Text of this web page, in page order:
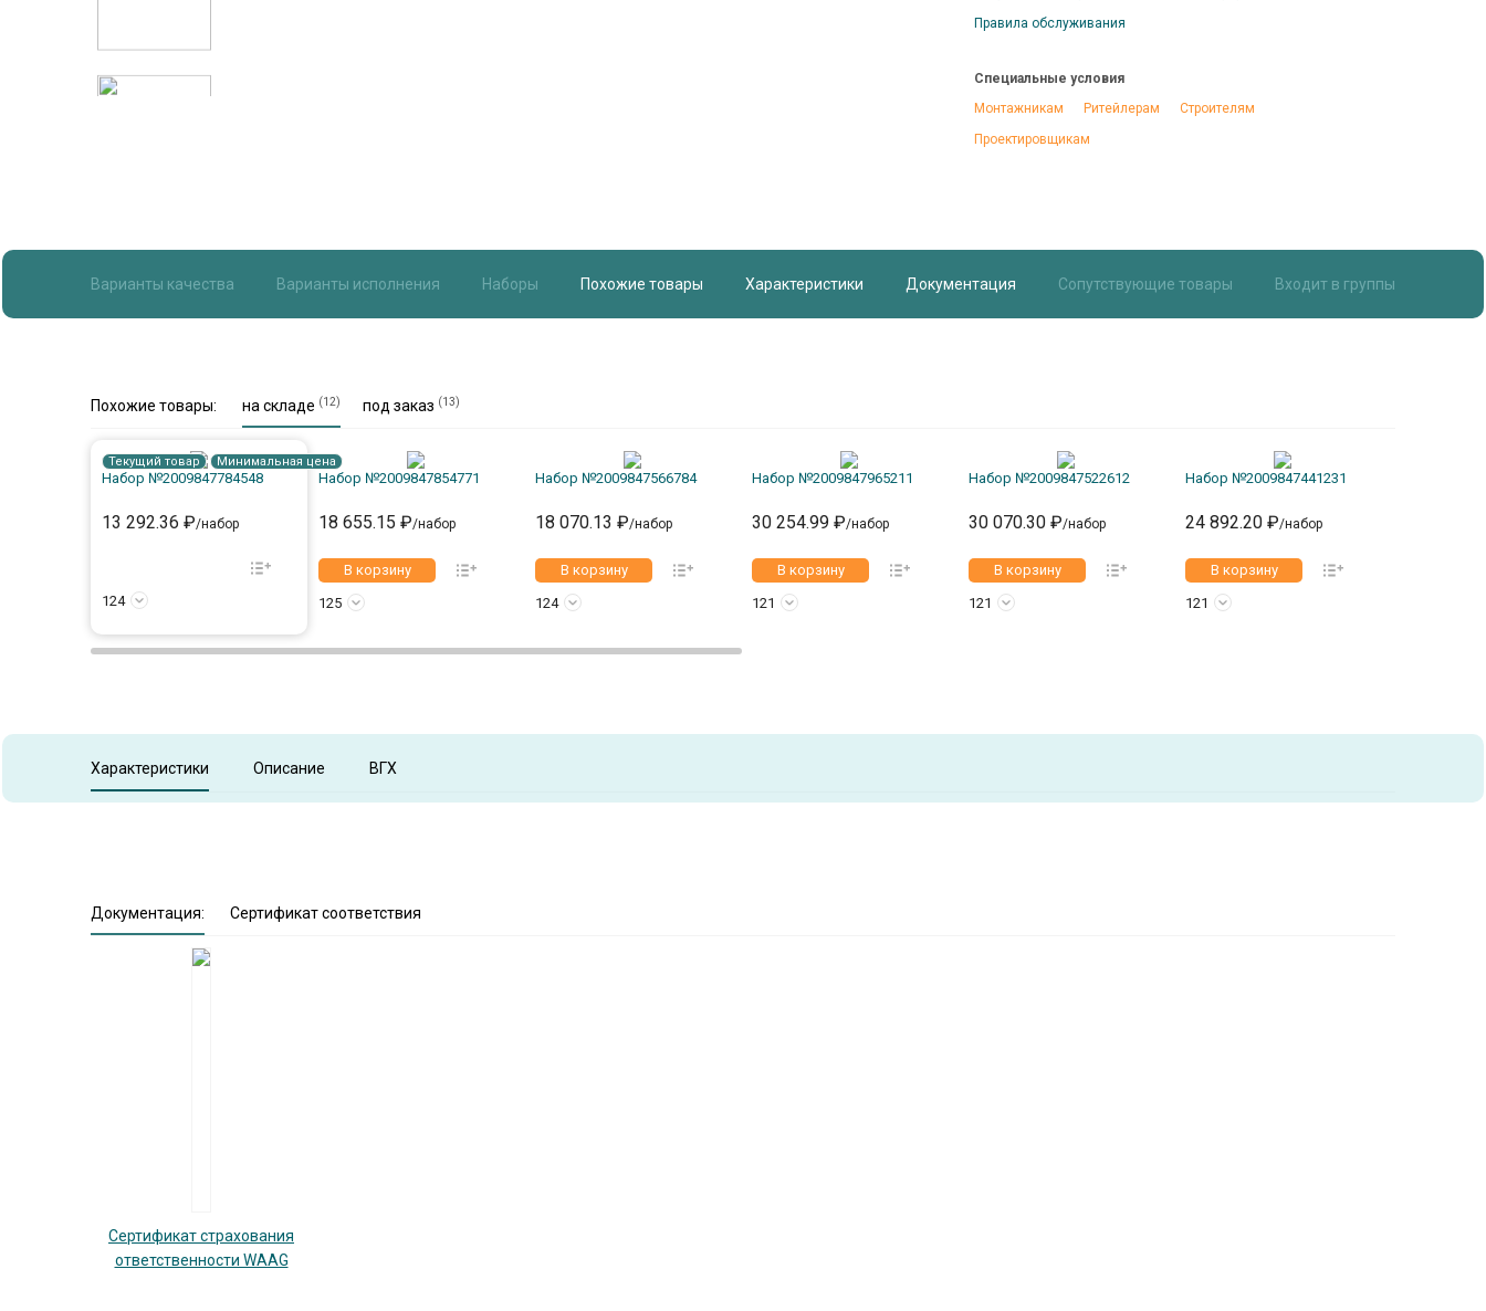
Правила обслуживания
Специальные условия
Монтажникам
Ритейлерам
Строителям
Проектировщикам
Варианты качества Варианты исполнения Наборы Похожие товары Характеристики Документация Сопутствующие товары Входит в группы
Похожие товары: на складе (12) под заказ (13)
Текущий товар Минимальная цена
Набор №2009847784548 Набор №2009847854771 Набор №2009847566784 Набор №2009847965211 Набор №2009847522612 Набор №2009847441231
13 292.36 ₽/набор 18 655.15 ₽/набор 18 070.13 ₽/набор 30 254.99 ₽/набор 30 070.30 ₽/набор 24 892.20 ₽/набор
124
В корзину
125
В корзину
124
В корзину
121
В корзину
121
В корзину
121
Характеристики Описание ВГХ
Документация: Сертификат соответствия
Сертификат страхования
ответственности WAAG